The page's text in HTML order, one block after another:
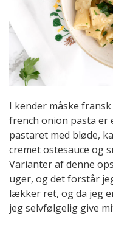
I kender måske
french onion pasta er
pastaret med bløde,
cremet ostesauce og
Varianter af denne
uger, og det forstår
lækker ret, og da jeg
jeg selvfølgelig give